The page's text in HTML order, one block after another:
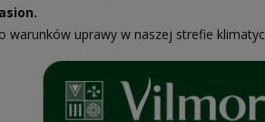
warunków uprawy w naszej strefie